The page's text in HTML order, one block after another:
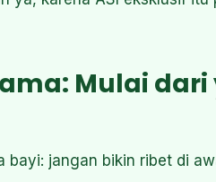
Mulai
jangan bikin ribet di